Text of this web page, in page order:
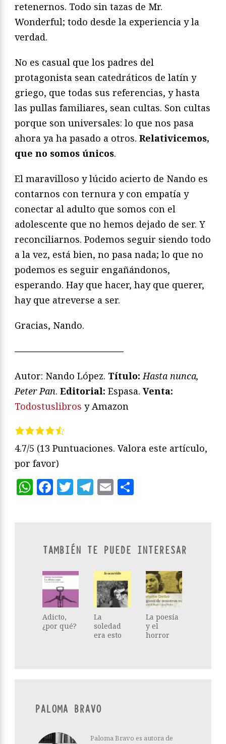
retenernos. Todo sin tazas de Mr.
Wonderful; todo desde la experiencia y la
verdad.
No es casual que los padres del
protagonista sean catedráticos de latín y
griego, que todas sus referencias, y hasta
las pullas familiares, sean cultas. Son cultas
porque son universales: lo que nos pasa
ahora ya ha pasado a otros. Relativicemos,
que no somos únicos.
El maravilloso y lúcido acierto de Nando es
contarnos con ternura y con empatía y
conectar al adulto que somos con el
adolescente que no hemos dejado de ser. Y
reconciliarnos. Podemos seguir siendo todo
a la vez, está bien, no pasa nada; lo que no
podemos es seguir engañándonos,
esperando. Hay que hacer, hay que querer,
hay que atreverse a ser.
Gracias, Nando.
————————————
Autor: Nando López. Título: Hasta nunca,
Peter Pan. Editorial: Espasa. Venta:
Todostuslibros y Amazon
4.7/5 (13 Puntuaciones. Valora este artículo,
por favor)
WhatsApp
Facebook
Twitter
Telegram
Email
TAMBIÉN TE PUEDE INTERESAR
Adicto,
¿por qué?
La
soledad
era esto
La poesía
y el
horror
PALOMA BRAVO
Paloma Bravo es autora de